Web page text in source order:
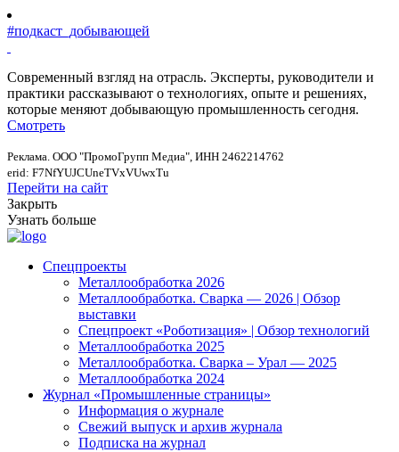
#подкаст_добывающей
Современный взгляд на отрасль. Эксперты, руководители и
практики рассказывают о технологиях, опыте и решениях,
которые меняют добывающую промышленность сегодня.
Смотреть
Реклама. ООО "ПромоГрупп Медиа", ИНН 2462214762
erid: F7NfYUJCUneTVxVUwxTu
Перейти на сайт
Закрыть
Узнать больше
Спецпроекты
Металлообработка 2026
Металлообработка. Сварка — 2026 | Обзор
выставки
Спецпроект «Роботизация» | Обзор технологий
Металлообработка 2025
Металлообработка. Сварка – Урал — 2025
Металлообработка 2024
Журнал «Промышленные страницы»
Информация о журнале
Свежий выпуск и архив журнала
Подписка на журнал